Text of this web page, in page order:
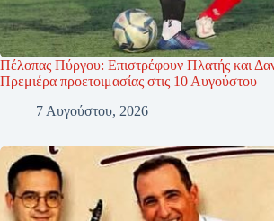
Πέλοπας Πύργου: Επιστρέφουν Πλατής και
Πρεμιέρα προετοιμασίας στις 10 Αυγούστου
7 Αυγούστου, 2026